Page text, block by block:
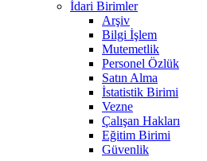
İdari Birimler
Arşiv
Bilgi İşlem
Mutemetlik
Personel Özlük
Satın Alma
İstatistik Birimi
Vezne
Çalışan Hakları
Eğitim Birimi
Güvenlik